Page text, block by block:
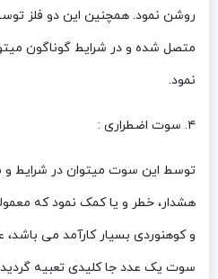
روشن نمود. همچنین این دو فلز
متصل شده و در شرایط گوناگون
نمود.
۴. سوت اضطراری :
توسط این سوت میتوان در شرایط و
هشدار، خطر و یا کمک نمود که
و کوهنوردی بسیار کارآمد می باشد،
سوت یک عدد جا کلیدی تعبیه